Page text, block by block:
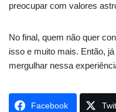
preocupar com valores
No final, quem não quer
isso e muito mais. Então,
mergulhar nessa
Facebook